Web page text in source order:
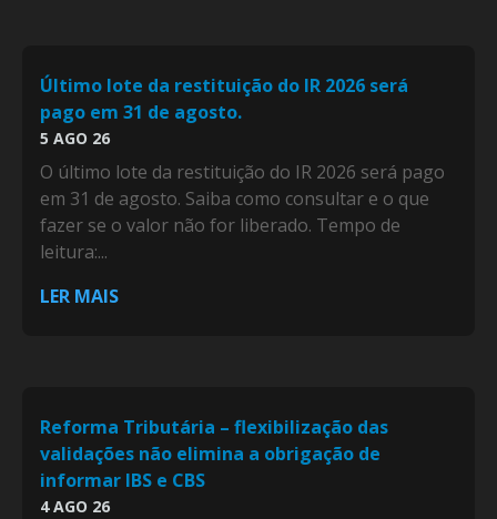
Último lote da restituição do IR 2026 será
pago em 31 de agosto.
5 AGO 26
O último lote da restituição do IR 2026 será pago
em 31 de agosto. Saiba como consultar e o que
fazer se o valor não for liberado. Tempo de
leitura:...
LER MAIS
Reforma Tributária – flexibilização das
validações não elimina a obrigação de
informar IBS e CBS
4 AGO 26